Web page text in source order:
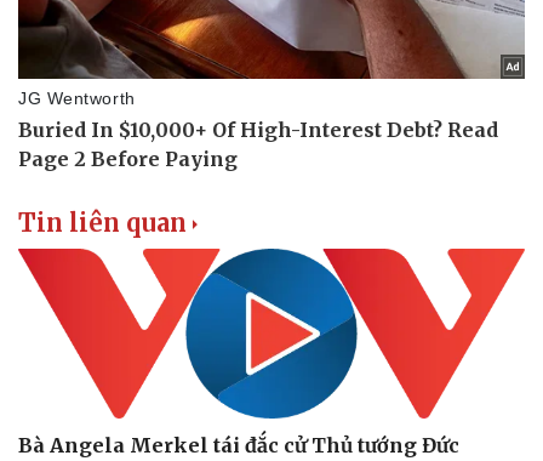
Tin liên quan
Bà Angela Merkel tái đắc cử Thủ tướng Đức